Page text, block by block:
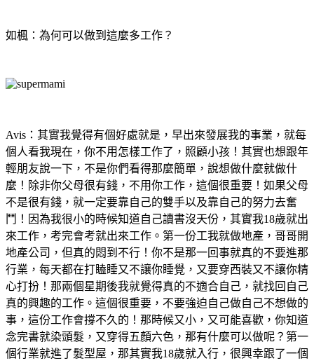
如楓：為何可以做到這麼多工作？
Avis：其實我覺得有個好處就是，早出來發展我的事業，就每
個人看我現在，你不用怎樣工作了，照顧小孩！其實也想跟年
輕朋友說一下，不是你們看得那麼簡單，說想做什麼就做什
麼！除非你父母很有錢，不用你工作，這個很重要！如果父母
不是很有錢，就一定要靠自己的雙手以及靠自己的努力去奮
鬥！因為我很小的時候知道自己讀書沒天份，其實我18歲就出
來工作，考完會考就出來工作。第一份工我就做地產，哥哥開
地產公司，但真的悶到不行！你不是那一回事就真的不要進那
行業，每天都在打瞌睡又不讓你睡覺，又要穿西裝又不讓你精
心打扮！那兩個星期後我就覺得真的不適合自己，就找回自己
真的興趣的工作。這個很重要，不要強迫自己做自己不想做的
事，這份工作會撐不久的！那時候又小，又可能喜歡，你知道
念完書就染頭髮，又穿得五顏六色，那有什麼可以做呢？第一
個行業就進了髮型屋，那其實我18歲就入行，很興幸跟了一個